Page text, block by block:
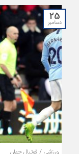
25
دسامبر